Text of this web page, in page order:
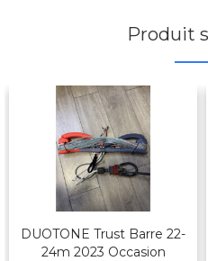
Produit
DUOTONE Trust Barre 22-
24m 2023 Occasion